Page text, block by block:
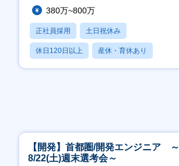
380万~800万
正社員採用 土日祝休み
休日120日以上 産休・育休あり
月残業20時間以内
【開発】首都圏/開発エンジニア ～
8/22(土)週末選考会～